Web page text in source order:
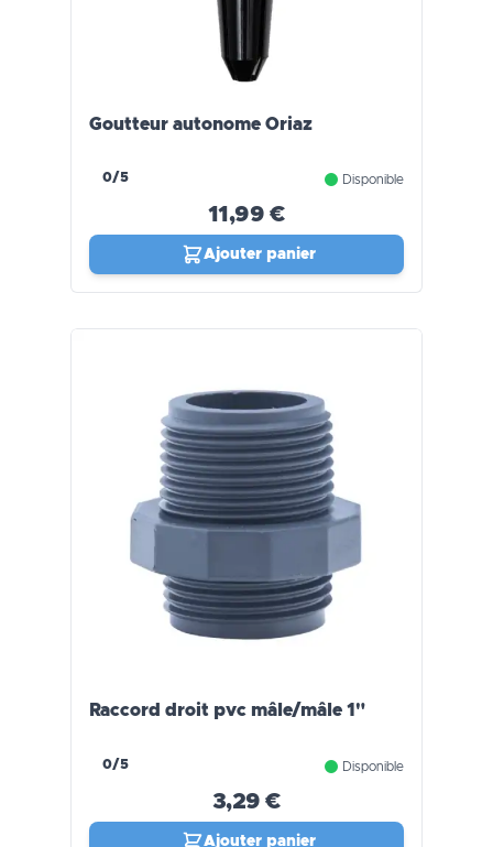
Goutteur autonome Oriaz
0/5 Disponible
11,99 €
Ajouter panier
Raccord droit pvc mâle/mâle 1"
0/5 Disponible
3,29 €
Ajouter panier